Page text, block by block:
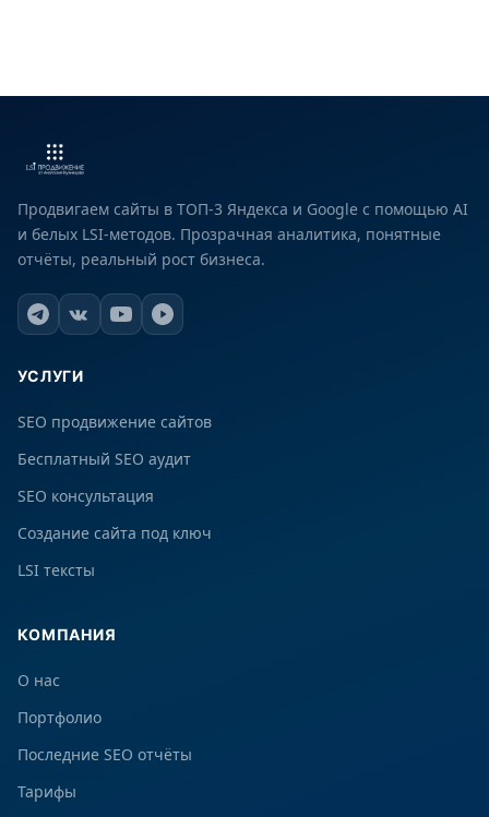
Продвигаем сайты в ТОП-3 Яндекса и Google с помощью AI
и белых LSI-методов. Прозрачная аналитика, понятные
отчёты, реальный рост бизнеса.
УСЛУГИ
SEO продвижение сайтов
Бесплатный SEO аудит
SEO консультация
Создание сайта под ключ
LSI тексты
КОМПАНИЯ
О нас
Портфолио
Последние SEO отчёты
Тарифы